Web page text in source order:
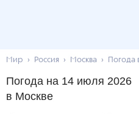
Мир Россия Москва Погода
Погода на 14 июля 2026
в Москве